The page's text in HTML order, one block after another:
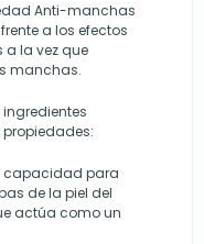
Anti-manchas
a los efectos
a la vez que
manchas.
capacidad para
de la piel del
actúa como un